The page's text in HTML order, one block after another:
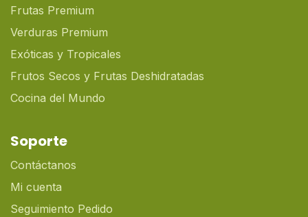
Frutas Premium
Verduras Premium
Exóticas y Tropicales
Frutos Secos y Frutas Deshidratadas
Cocina del Mundo
Soporte
Contáctanos
Mi cuenta
Seguimiento Pedido